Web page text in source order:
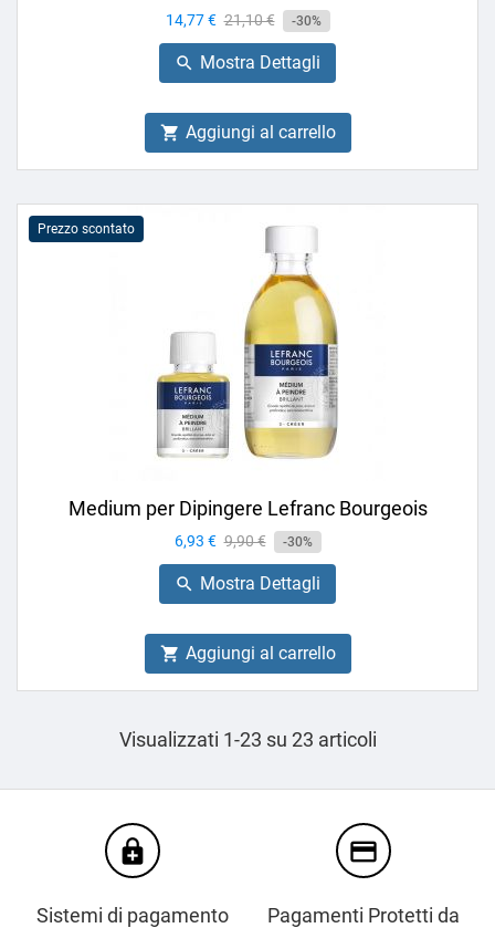
Prezzo
14,77 € Prezzo
base
21,10 € -30%
 Mostra Dettagli
 Aggiungi al carrello
Prezzo scontato
Medium per Dipingere Lefranc Bourgeois
Prezzo
6,93 € Prezzo
base
9,90 € -30%
 Mostra Dettagli
 Aggiungi al carrello
Visualizzati 1-23 su 23 articoli
enhanced_encryption
Sistemi di pagamento
credit_card
Pagamenti Protetti da